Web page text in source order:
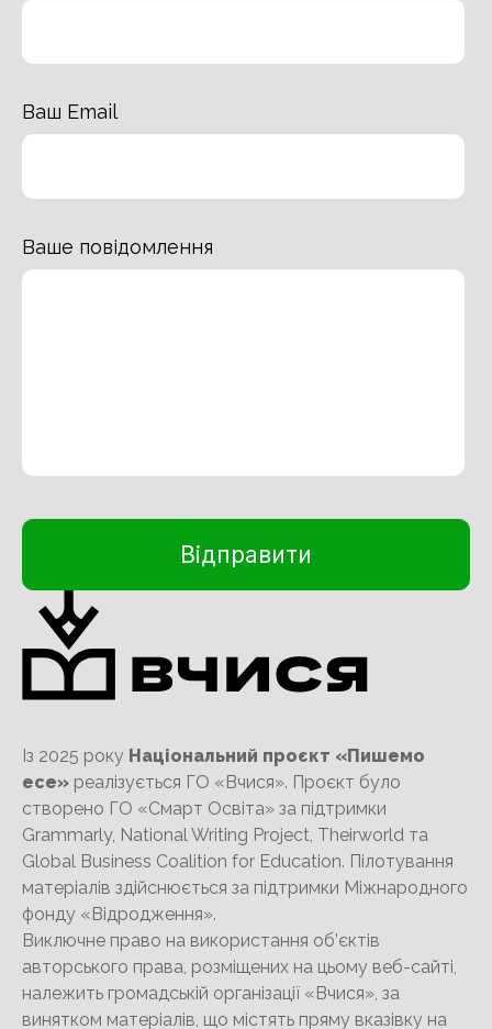
Ваш Email
Ваше повідомлення
Із 2025 року Національний проєкт «Пишемо
есе» реалізується ГО «Вчися». Проєкт було
створено ГО «Смарт Освіта» за підтримки
Grammarly, National Writing Project, Theirworld та
Global Business Coalition for Education. Пілотування
матеріалів здійснюється за підтримки Міжнародного
фонду «Відродження».
Виключне право на використання об’єктів
авторського права, розміщених на цьому веб-сайті,
належить громадській організації «Вчися», за
винятком матеріалів, що містять пряму вказівку на